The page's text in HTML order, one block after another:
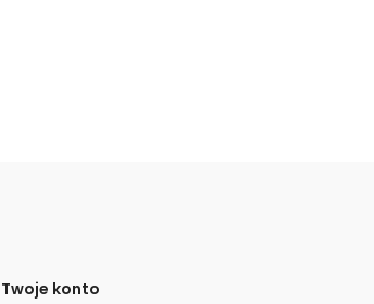
Twoje konto